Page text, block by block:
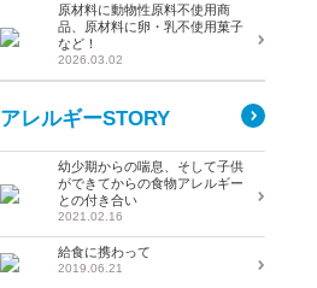
原材料に動物性原料不使用商
品、原材料に卵・乳不使用菓子
など！
2026.03.02
アレルギーSTORY
幼少期からの喘息、そして子供
ができてからの食物アレルギー
との付き合い
2021.02.16
給食に携わって
2019.06.21